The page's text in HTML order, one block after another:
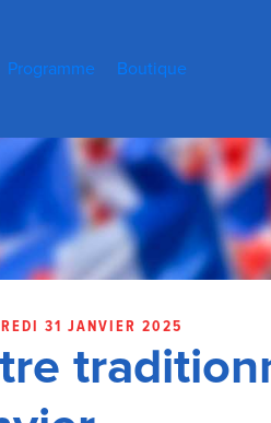
Programme Boutique
31 JANVIER 2025